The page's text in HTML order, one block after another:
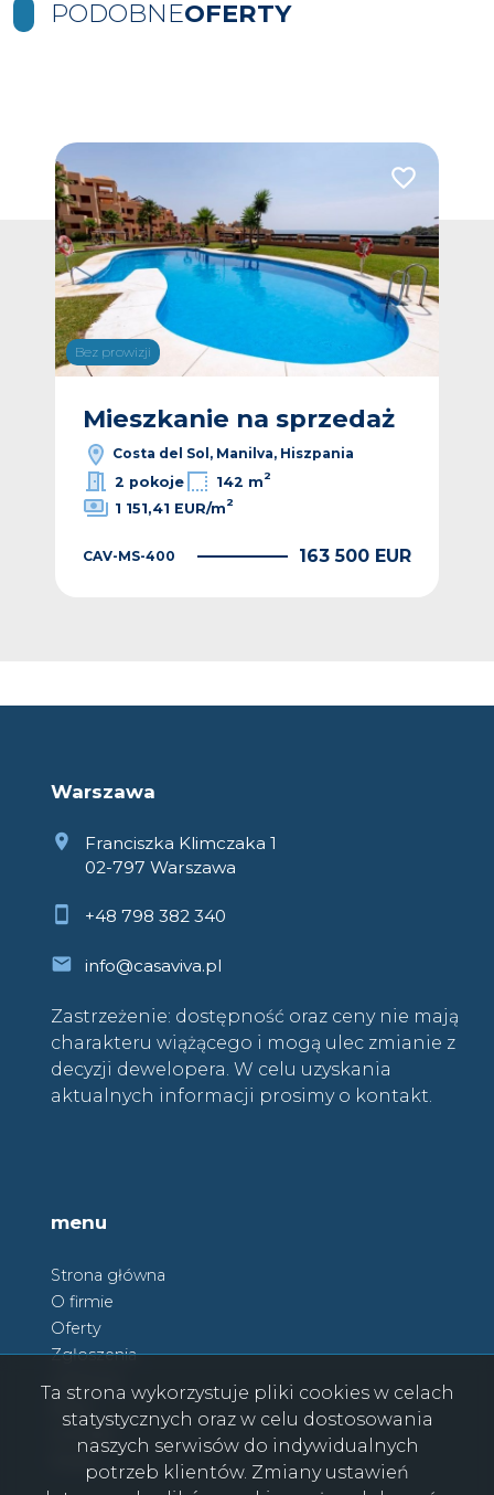
PODOBNEOFERTY
Dodaj do ulubionych
Bez prowizji
Dodaj do
Mieszkanie na sprzedaż
Costa del Sol, Manilva, Hiszpania
2 pokoje
142 m2
1 151,41 EUR/m2
CAV-MS-400 163 500 EUR
Warszawa
Franciszka Klimczaka 1
02-797 Warszawa
+48 798 382 340
info@casaviva.pl
Zastrzeżenie: dostępność oraz ceny nie mają
charakteru wiążącego i mogą ulec zmianie z
decyzji dewelopera. W celu uzyskania
aktualnych informacji prosimy o kontakt.
menu
Strona główna
O firmie
Oferty
Zgłoszenia
Kontakt
Ta strona wykorzystuje pliki cookies w celach
statystycznych oraz w celu dostosowania
naszych serwisów do indywidualnych
potrzeb klientów. Zmiany ustawień